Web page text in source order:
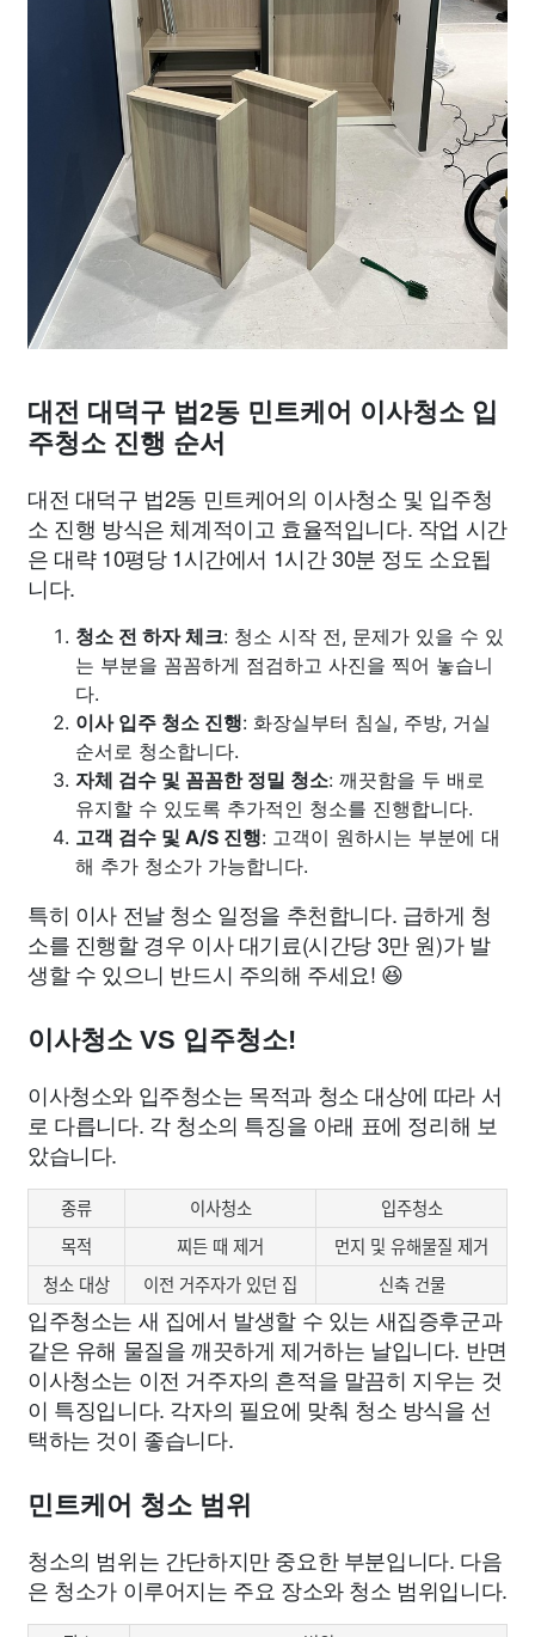
대전 대덕구 법2동 민트케어 이사청소 입
주청소 진행 순서
대전 대덕구 법2동 민트케어의 이사청소 및 입주청
소 진행 방식은 체계적이고 효율적입니다. 작업 시간
은 대략 10평당 1시간에서 1시간 30분 정도 소요됩
니다.
청소 전 하자 체크: 청소 시작 전, 문제가 있을 수 있
는 부분을 꼼꼼하게 점검하고 사진을 찍어 놓습니
다.
이사 입주 청소 진행: 화장실부터 침실, 주방, 거실
순서로 청소합니다.
자체 검수 및 꼼꼼한 정밀 청소: 깨끗함을 두 배로
유지할 수 있도록 추가적인 청소를 진행합니다.
고객 검수 및 A/S 진행: 고객이 원하시는 부분에 대
해 추가 청소가 가능합니다.
특히 이사 전날 청소 일정을 추천합니다. 급하게 청
소를 진행할 경우 이사 대기료(시간당 3만 원)가 발
생할 수 있으니 반드시 주의해 주세요! 😆
이사청소 VS 입주청소!
이사청소와 입주청소는 목적과 청소 대상에 따라 서
로 다릅니다. 각 청소의 특징을 아래 표에 정리해 보
았습니다.
종류 이사청소
입주청소
목적
찌든 때 제거
먼지 및 유해물질 제거
청소 대상
이전 거주자가 있던 집 신축 건물
입주청소는 새 집에서 발생할 수 있는 새집증후군과
같은 유해 물질을 깨끗하게 제거하는 날입니다. 반면
이사청소는 이전 거주자의 흔적을 말끔히 지우는 것
이 특징입니다. 각자의 필요에 맞춰 청소 방식을 선
택하는 것이 좋습니다.
민트케어 청소 범위
청소의 범위는 간단하지만 중요한 부분입니다. 다음
은 청소가 이루어지는 주요 장소와 청소 범위입니다.